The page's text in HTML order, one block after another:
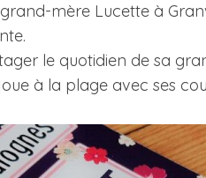
mère Lucette à
le quotidien de sa
à la plage avec ses